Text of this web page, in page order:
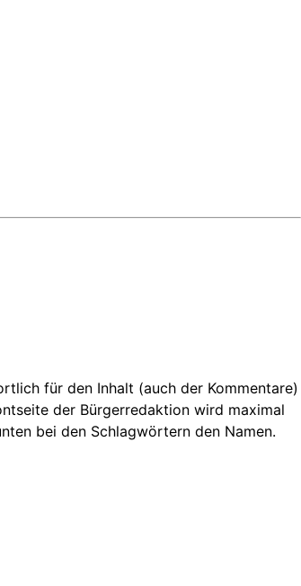
für den Inhalt (auch der Kommentare)
der Bürgerredaktion wird maximal
bei den Schlagwörtern den Namen.